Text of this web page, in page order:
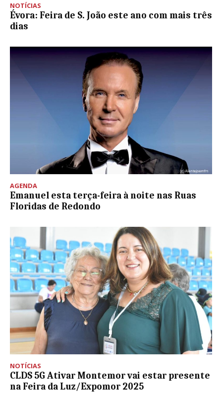
NOTÍCIAS
Évora: Feira de S. João este ano com mais três
dias
AGENDA
Emanuel esta terça-feira à noite nas Ruas
Floridas de Redondo
NOTÍCIAS
CLDS 5G Ativar Montemor vai estar presente
na Feira da Luz/Expomor 2025